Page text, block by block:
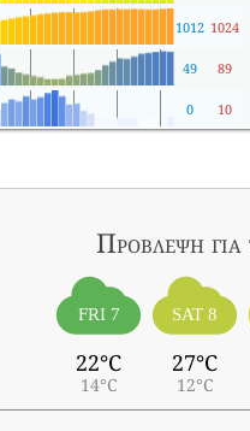
1012 1024
49 89
0 10
Πρόβλεψη για
FRI 7
22°C
14°C
SAT 8
27°C
12°C